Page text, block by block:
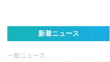
新着ニュース
一般ニュース